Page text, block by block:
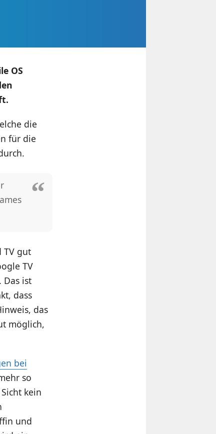
OS
die
für die
TV gut
TV
ist
dass
das
möglich,
bei
so
kein
und